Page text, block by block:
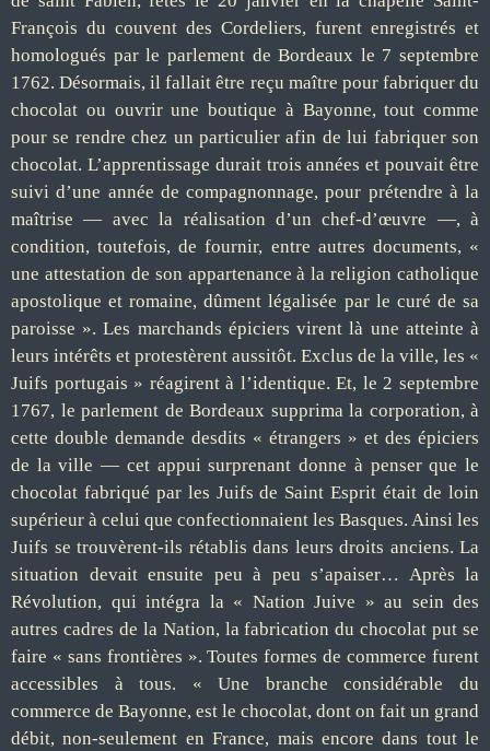
François du couvent des Cordeliers, furent enregistrés et
homologués par le parlement de Bordeaux le 7 septembre
1762. Désormais, il fallait être reçu maître pour fabriquer du
chocolat ou ouvrir une boutique à Bayonne, tout comme
pour se rendre chez un particulier afin de lui fabriquer son
chocolat. L’apprentissage durait trois années et pouvait être
suivi d’une année de compagnonnage, pour prétendre à la
maîtrise — avec la réalisation d’un chef-d’œuvre —, à
condition, toutefois, de fournir, entre autres documents, «
une attestation de son appartenance à la religion catholique
apostolique et romaine, dûment légalisée par le curé de sa
paroisse ». Les marchands épiciers virent là une atteinte à
leurs intérêts et protestèrent aussitôt. Exclus de la ville, les «
Juifs portugais » réagirent à l’identique. Et, le 2 septembre
1767, le parlement de Bordeaux supprima la corporation, à
cette double demande desdits « étrangers » et des épiciers
de la ville — cet appui surprenant donne à penser que le
chocolat fabriqué par les Juifs de Saint Esprit était de loin
supérieur à celui que confectionnaient les Basques. Ainsi les
Juifs se trouvèrent-ils rétablis dans leurs droits anciens. La
situation devait ensuite peu à peu s’apaiser… Après la
Révolution, qui intégra la « Nation Juive » au sein des
autres cadres de la Nation, la fabrication du chocolat put se
faire « sans frontières ». Toutes formes de commerce furent
accessibles à tous. « Une branche considérable du
commerce de Bayonne, est le chocolat, dont on fait un grand
débit, non-seulement en France, mais encore dans tout le